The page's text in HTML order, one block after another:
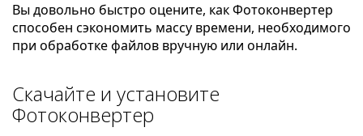
Вы довольно быстро оцените, как Фотоконвертер
способен сэкономить массу времени, необходимого
при обработке файлов вручную или онлайн.
Скачайте и установите
Фотоконвертер